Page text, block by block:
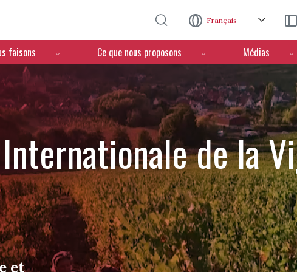
Français
faisons Ce que nous proposons Médias
de la
et